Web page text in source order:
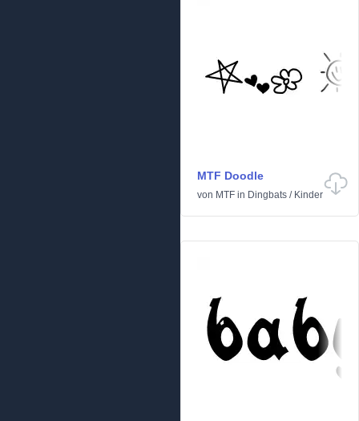
MTF Doodle
von MTF in Dingbats / Kinder